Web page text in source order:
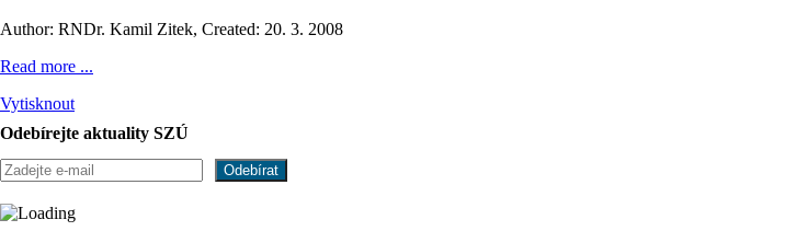
Author: RNDr. Kamil Zitek, Created: 20. 3. 2008
Read more ...
Vytisknout
Odebírejte aktuality SZÚ